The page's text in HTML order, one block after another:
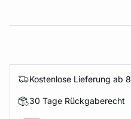
Kostenlose Lieferung ab
30 Tage Rückgaberecht